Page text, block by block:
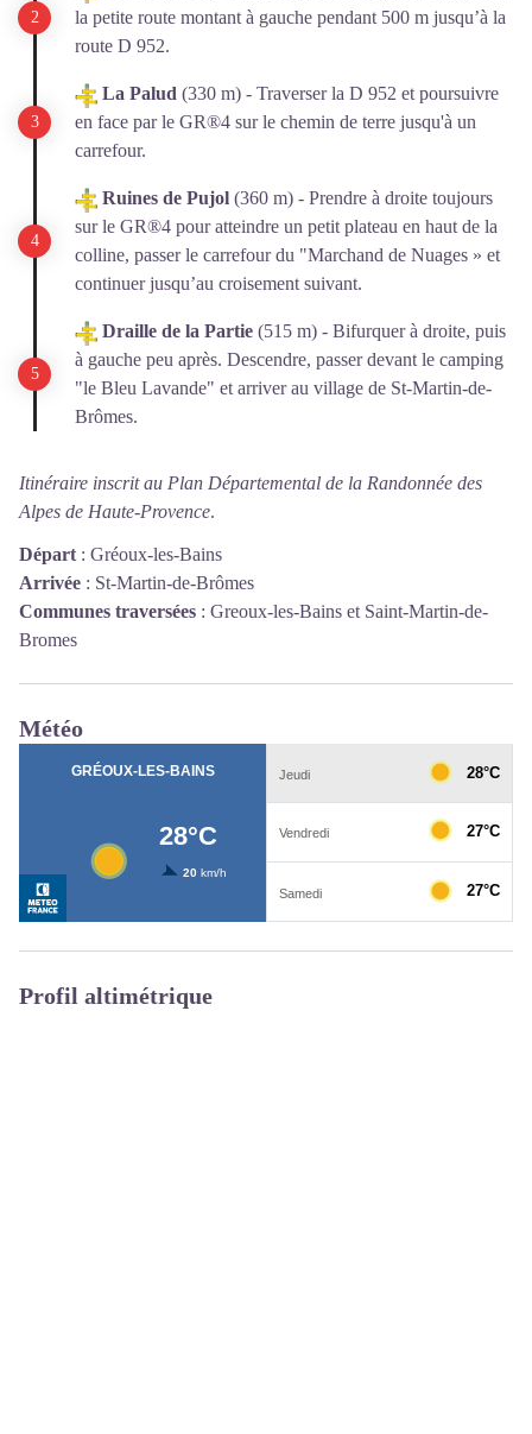
la petite route montant à gauche pendant 500 m jusqu’à la
route D 952.
La Palud (330 m) - Traverser la D 952 et poursuivre
en face par le GR®4 sur le chemin de terre jusqu'à un
carrefour.
Ruines de Pujol (360 m) - Prendre à droite toujours
sur le GR®4 pour atteindre un petit plateau en haut de la
colline, passer le carrefour du "Marchand de Nuages » et
continuer jusqu’au croisement suivant.
Draille de la Partie (515 m) - Bifurquer à droite, puis
à gauche peu après. Descendre, passer devant le camping
"le Bleu Lavande" et arriver au village de St-Martin-de-
Brômes.
Itinéraire inscrit au Plan Départemental de la Randonnée des
Alpes de Haute-Provence.
Départ : Gréoux-les-Bains
Arrivée : St-Martin-de-Brômes
Communes traversées : Greoux-les-Bains et Saint-Martin-de-
Bromes
Météo
Profil altimétrique